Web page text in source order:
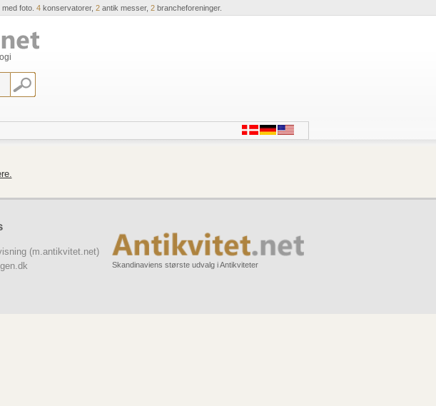
foto. 4konservatorer, 2antik messer, 2brancheforeninger.
(m.antikvitet.net)
Skandinaviens største udvalg i Antikviteter